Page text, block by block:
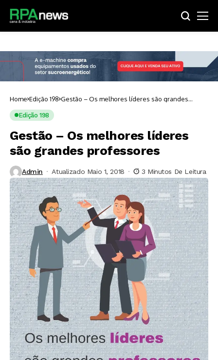
Home Edição 198 Gestão – Os melhores líderes são grandes
Edição 198
Gestão – Os melhores líderes
são grandes professores
Admin Atualizado Maio 1, 2018 3 Minutos De Leitura